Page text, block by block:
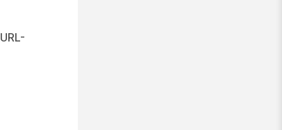
URL-